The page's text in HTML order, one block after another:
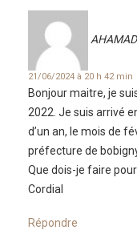
21/06/2024 à 20 h 42 min
Bonjour maitre, je
2022. Je suis arrivé
d’un an, le mois de
préfecture de
Que dois-je faire
Cordial
Répondre